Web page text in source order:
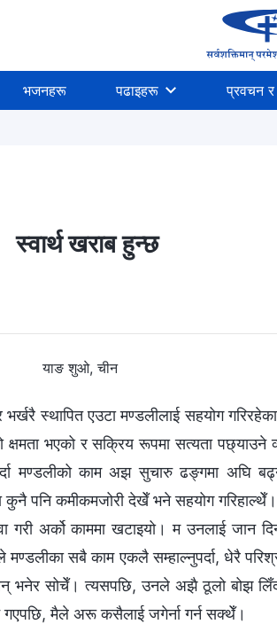
भजनहरू पढाइहरू प्रवचन
स्वार्थ खराब हुन्छ
याङ शुओ, चीन
स्थापित एउटा मण्डलीलाई सहयोग गरिरहेका
भएको र सक्रिय रूपमा सत्यता पछ्याउने
मण्डलीको काम अझ सुचारु ढङ्गमा अघि
कुनै पनि कमीकमजोरी देखेँ भने सहयोग
गरी अर्को काममा खटाइयो। म उनलाई जान
सबै काम एकलै सम्‍हाल्‍नुपर्दा, धेरै
भनेर सोचेँ। त्यसपछि, उनले अझै ठूलो बोझ
गएपछि, मैले अरू कसैलाई जगेर्ना गर्न सक्थेँ।